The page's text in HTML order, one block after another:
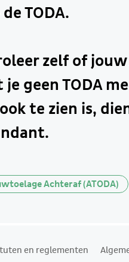
TODA.
zelf of jouw
je geen TODA
te zien is,
Achteraf (ATODA)
en reglementen